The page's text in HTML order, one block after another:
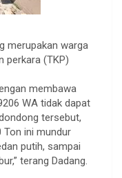
merupakan warga
perkara (TKP)
membawa
WA tidak dapat
tersebut,
Ton ini mundur
putih, sampai
terang Dadang.